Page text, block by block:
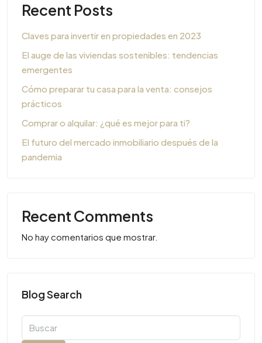
Recent Posts
Claves para invertir en propiedades en 2023
El auge de las viviendas sostenibles: tendencias
emergentes
Cómo preparar tu casa para la venta: consejos
prácticos
Comprar o alquilar: ¿qué es mejor para ti?
El futuro del mercado inmobiliario después de la
pandemia
Recent Comments
No hay comentarios que mostrar.
Blog Search